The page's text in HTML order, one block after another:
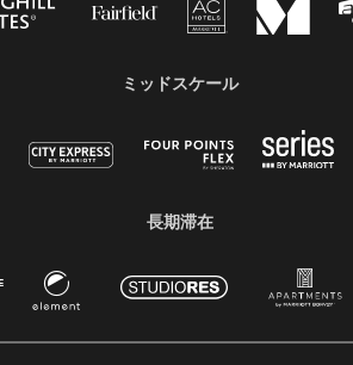
ミッドスケール
長期滞在